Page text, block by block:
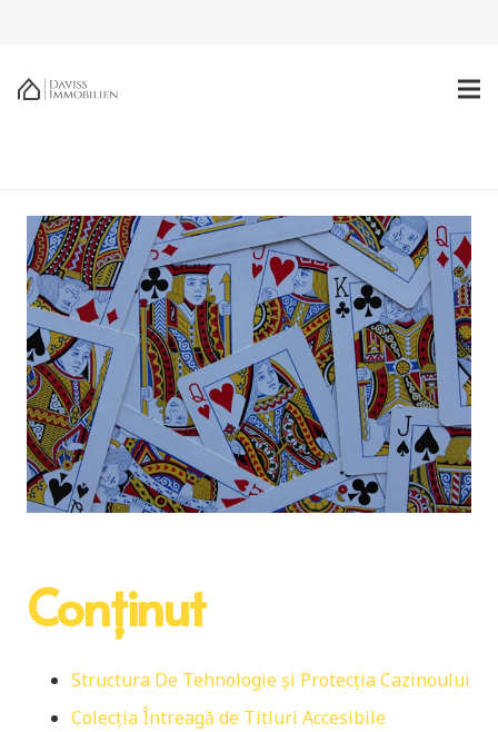
Conținut
Structura De Tehnologie și Protecția Cazinoului
Colecția Întreagă de Titluri Accesibile